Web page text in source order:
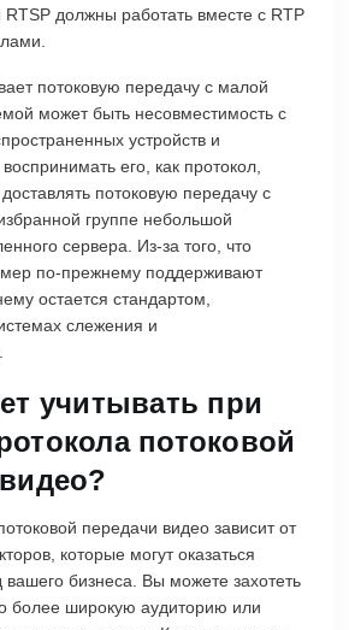
должны работать вместе с RTP
потоковую передачу с малой
может быть несовместимость с
устройств и
его, как протокол,
потоковую передачу с
группе небольшой
сервера. Из-за того, что
по-прежнему поддерживают
остается стандартом,
слежения и
учитывать при
потоковой
передачи видео зависит от
которые могут оказаться
бизнеса. Вы можете захотеть
более широкую аудиторию или